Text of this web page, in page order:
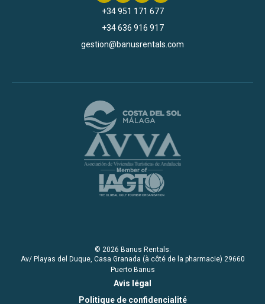
+34 951 171 677
+34 636 916 917
gestion@banusrentals.com
© 2026 Banus Rentals.
Av/ Playas del Duque, Casa Granada (à côté de la pharmacie) 29660
Puerto Banus
Avis légal
Politique de confidencialité